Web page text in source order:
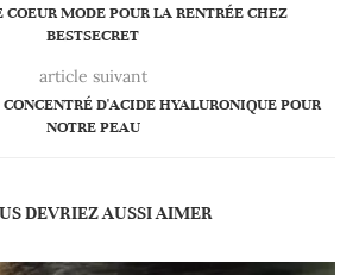
COEUR MODE POUR LA RENTRÉE CHEZ
BESTSECRET
article suivant
D'ACIDE HYALURONIQUE POUR
NOTRE PEAU
DEVRIEZ AUSSI AIMER